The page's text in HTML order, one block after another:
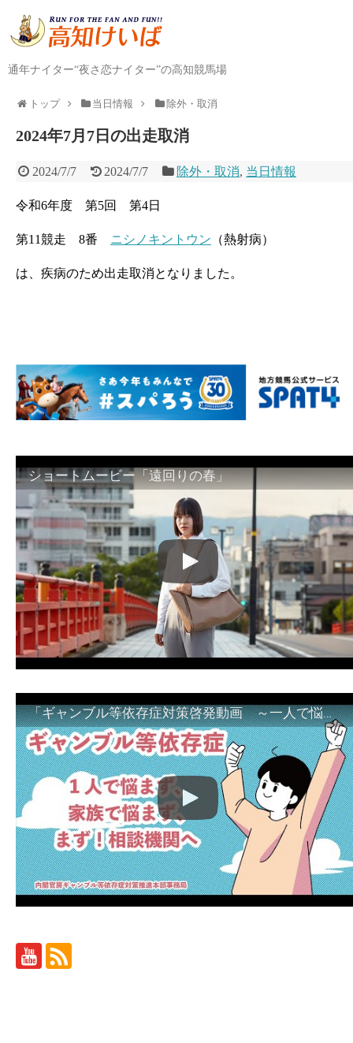
通年ナイター“夜さ恋ナイター”の高知競馬場
トップ 当日情報 除外・取消
2024年7月7日の出走取消
2024/7/7 2024/7/7 除外・取消, 当日情報
令和6年度 第5回 第4日
第11競走 8番 ニシノキントウン （熱射病）
は、疾病のため出走取消となりました。
ショートムービー「遠回りの春」
「ギャンブル等依存症対策啓発動画 ～一人で悩まず、家族で悩まず、まず！相談機関へ～」